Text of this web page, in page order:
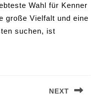
Wahl für Kenner
große Vielfalt und eine
suchen, ist
NEXT